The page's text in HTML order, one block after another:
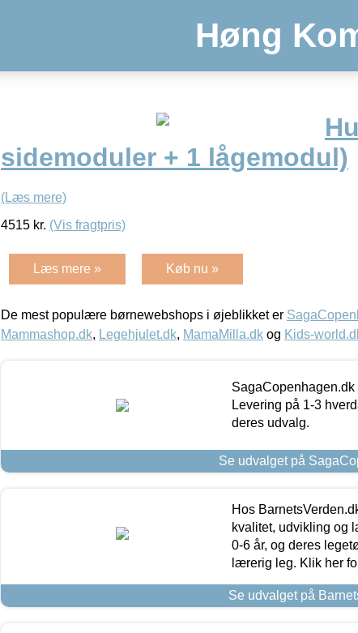
Høng
sidemoduler + 1 lågemodul)
(Læs mere)
4515 kr. (Vis fragtpris)
Læs mere » Køb nu »
De mest populære børnewebshops i øjeblikket er
Mammashop.dk, Legehjulet.dk, MamaMilla.dk og Kids-
Levering på 1-3
deres udvalg.
Se udvalget på
Hos
kvalitet, udvikling og
0-6 år, og deres
lærerig leg. Klik her
Se udvalget på